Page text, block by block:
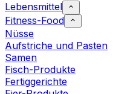
Lebensmittel
Fitness-Food
Nüsse
Aufstriche und Pasten
Samen
Fisch-Produkte
Fertiggerichte